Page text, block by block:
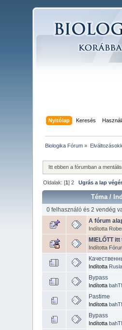
Nyitólap Keresés
Biologika Fórum »
Itt ebben a fórumban a
Oldalak: [1]2 Ugrás a lap
Téma /
0 felhasználó és 2 vendég
A fórum
Indította
MIELŐTT
Indította
Indította
Bypass
Indította
Pastime
Indította
Bypass
Indította